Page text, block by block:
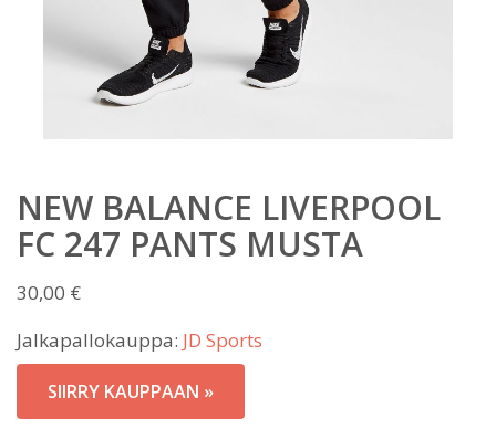
NEW BALANCE LIVERPOOL
FC 247 PANTS MUSTA
30,00 €
Jalkapallokauppa: JD Sports
SIIRRY KAUPPAAN »